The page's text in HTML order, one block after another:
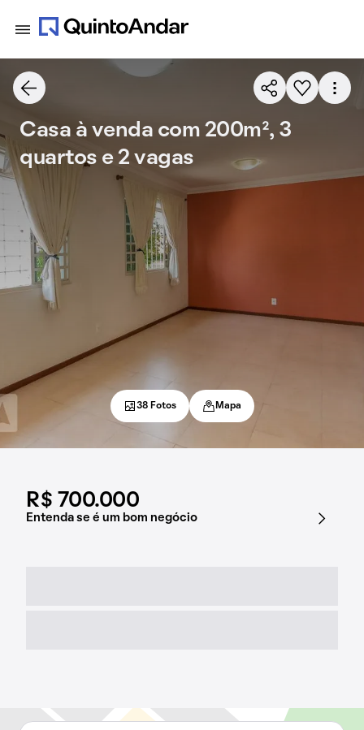
R$ 700.000
Entenda se é um bom negócio
Casa à venda com 200m², 3
quartos e 2 vagas
38 Fotos Mapa